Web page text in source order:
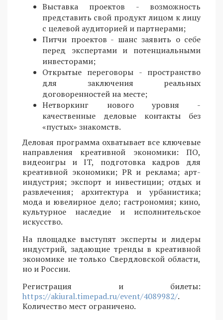
Выставка проектов - возможность
представить свой продукт лицом к лицу
с целевой аудиторией и партнерами;
Питчи проектов - шанс заявить о себе
перед экспертами и потенциальными
инвесторами;
Открытые переговоры - пространство
для заключения реальных
договоренностей на месте;
Нетворкинг нового уровня -
качественные деловые контакты без
«пустых» знакомств.
Деловая программа охватывает все ключевые
направления креативной экономики: ПО,
видеоигры и IT, подготовка кадров для
креативной экономики; PR и реклама; арт-
индустрия; экспорт и инвестиции; отдых и
развлечения; архитектура и урбанистика;
мода и ювелирное дело; гастрономия; кино,
культурное наследие и исполнительское
искусство.
На площадке выступят эксперты и лидеры
индустрий, задающие тренды в креативной
экономике не только Свердловской области,
но и России.
Регистрация и билеты:
https://akiural.timepad.ru/event/4089982/.
Количество мест ограничено.